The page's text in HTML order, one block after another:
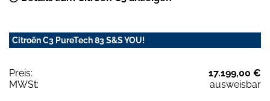
Citroën C3 PureTech 83 S&S YOU!
Preis:
17.199,00 €
MWSt:
ausweisbar